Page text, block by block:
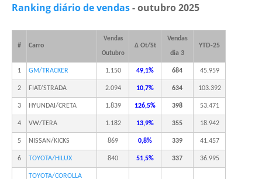
Ranking diário de vendas- outubro 2025
# Carro
Vendas
Outubro
Δ Ot/St
Vendas
dia 3
YTD-25
1 GM/TRACKER 1.150 49,1% 684 45.959
2 FIAT/STRADA 2.094 10,7% 634 103.392
3 HYUNDAI/CRETA 1.839 126,5% 398 53.471
4 VW/TERA 1.182 13,9% 355 18.942
5 NISSAN/KICKS 869 0,8% 339 41.457
6 TOYOTA/HILUX 840 51,5% 337 36.995
TOYOTA/COROLLA